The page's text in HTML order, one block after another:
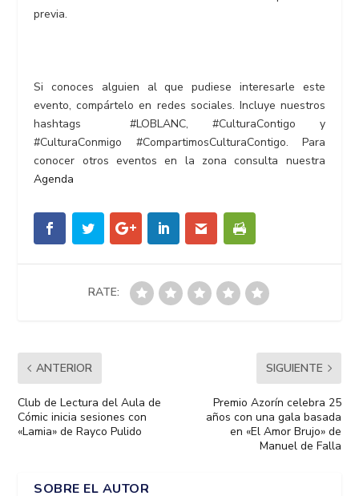
previa.
Si conoces alguien al que pudiese interesarle este
evento, compártelo en redes sociales. Incluye nuestros
hashtags #LOBLANC, #CulturaContigo y
#CulturaConmigo
#CompartimosCulturaContigo.
Para
conocer otros eventos en la zona consulta nuestra
Agenda
RATE:
ANTERIOR
Club de Lectura del Aula de
Cómic inicia sesiones con
«Lamia» de Rayco Pulido
SIGUIENTE
Premio Azorín celebra 25
años con una gala basada
en «El Amor Brujo» de
Manuel de Falla
SOBRE EL AUTOR